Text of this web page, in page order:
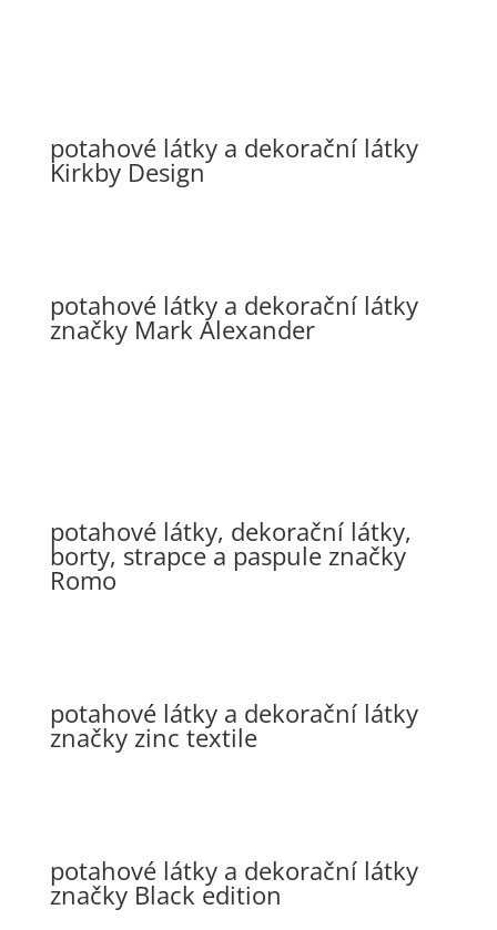
potahové látky a dekorační látky
Kirkby Design
potahové látky a dekorační látky
značky Mark Alexander
potahové látky, dekorační látky,
borty, strapce a paspule značky
Romo
potahové látky a dekorační látky
značky zinc textile
potahové látky a dekorační látky
značky Black edition